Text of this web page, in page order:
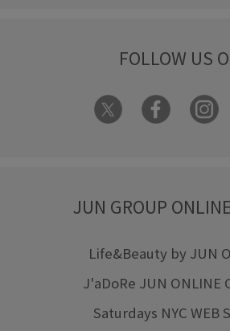
FOLLOW US
JUN GROUP
Life&Beauty by JUN
J'aDoRe JUN ONLINE
Saturdays NYC WEB